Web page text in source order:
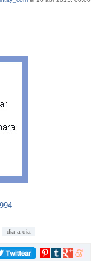
dia a dia
Compartir
Compartir
Compartir
Compartir